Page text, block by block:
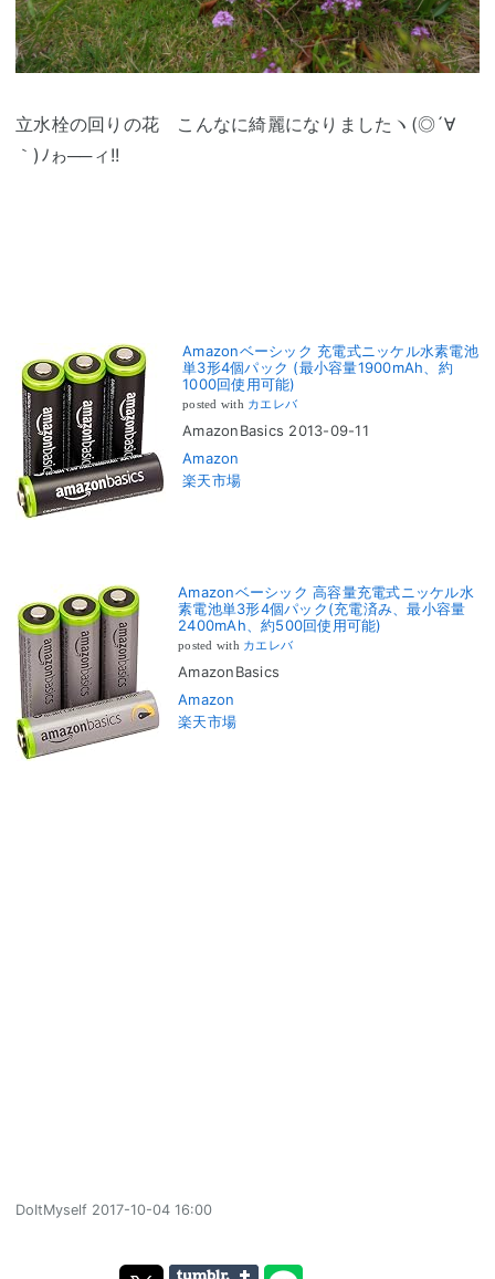
立水栓の回りの花 こんなに綺麗になりましたヽ(◎´∀
｀)ﾉゎ──ィ!!
Amazonベーシック 充電式ニッケル水素電池
単3形4個パック (最小容量1900mAh、約
1000回使用可能)
posted with カエレバ
AmazonBasics 2013-09-11
Amazon
楽天市場
Amazonベーシック 高容量充電式ニッケル水
素電池単3形4個パック(充電済み、最小容量
2400mAh、約500回使用可能)
posted with カエレバ
AmazonBasics
Amazon
楽天市場
DoItMyself 2017-10-04 16:00